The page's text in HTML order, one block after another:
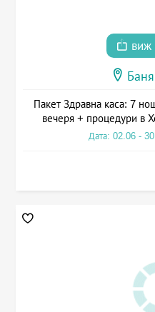
виж
Пакет Здравна каса: 7
вечеря + процедури в
Дата: 02.06 -